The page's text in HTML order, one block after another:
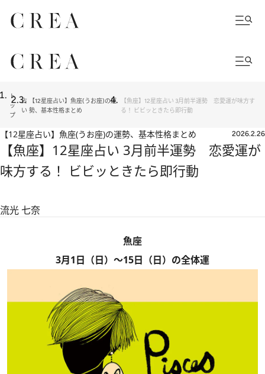
ト
ッ
プ
占
い
【12星座占い】魚座(うお座)の運
勢、基本性格まとめ
【魚座】12星座占い 3月前半運勢 恋愛運が味方す
る！ ビビッときたら即行動
【12星座占い】魚座(うお座)の運勢、基本性格まとめ 2026.2.26
【魚座】12星座占い 3月前半運勢 恋愛運が
味方する！ ビビッときたら即行動
流光 七奈
魚座
3月1日（日）～15日（日）の全体運